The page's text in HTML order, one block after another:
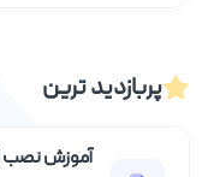
پربازدید ترین
آموزش نصب